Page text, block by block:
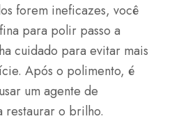
forem ineficazes, você
para polir passo a
cuidado para evitar mais
Após o polimento, é
um agente de
restaurar o brilho.